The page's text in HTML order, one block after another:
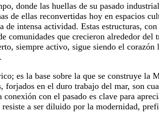
donde las huellas de su pasado
de ellas reconvertidas hoy en espacios
de intensa actividad. Estas estructuras,
comunidades que crecieron alrededor del
siempre activo, sigue siendo el corazón
es la base sobre la que se construye la
en el duro trabajo del mar, son
con el pasado es clave para
a ser diluido por la modernidad,